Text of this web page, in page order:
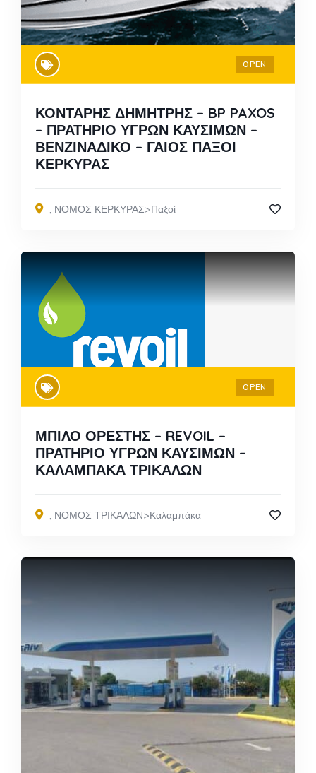
OPEN
ΚΟΝΤΑΡΗΣ ΔΗΜΗΤΡΗΣ – BP PAXOS
– ΠΡΑΤΗΡΙΟ ΥΓΡΩΝ ΚΑΥΣΙΜΩΝ –
ΒΕΝΖΙΝΑΔΙΚΟ – ΓΑΙΟΣ ΠΑΞΟΙ
ΚΕΡΚΥΡΑΣ
, ΝΟΜΟΣ ΚΕΡΚΥΡΑΣ>Παξοί
OPEN
ΜΠΙΛΟ ΟΡΕΣΤΗΣ – REVOIL –
ΠΡΑΤΗΡΙΟ ΥΓΡΩΝ ΚΑΥΣΙΜΩΝ –
ΚΑΛΑΜΠΑΚΑ ΤΡΙΚΑΛΩΝ
, ΝΟΜΟΣ ΤΡΙΚΑΛΩΝ>Καλαμπάκα